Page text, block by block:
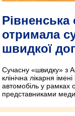
Рівненська
отримала
швидкої
Сучасну «швидку» з
клінічна лікарня
автомобіль у рамках
представниками